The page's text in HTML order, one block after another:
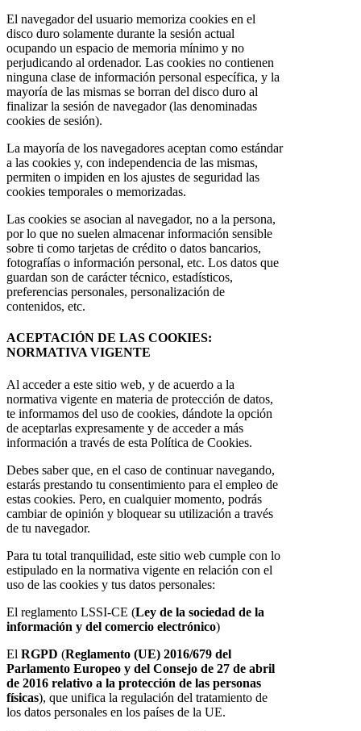
El navegador del usuario memoriza cookies en el
disco duro solamente durante la sesión actual
ocupando un espacio de memoria mínimo y no
perjudicando al ordenador. Las cookies no contienen
ninguna clase de información personal específica, y la
mayoría de las mismas se borran del disco duro al
finalizar la sesión de navegador (las denominadas
cookies de sesión).
La mayoría de los navegadores aceptan como estándar
a las cookies y, con independencia de las mismas,
permiten o impiden en los ajustes de seguridad las
cookies temporales o memorizadas.
Las cookies se asocian al navegador, no a la persona,
por lo que no suelen almacenar información sensible
sobre ti como tarjetas de crédito o datos bancarios,
fotografías o información personal, etc. Los datos que
guardan son de carácter técnico, estadísticos,
preferencias personales, personalización de
contenidos, etc.
ACEPTACIÓN DE LAS COOKIES:
NORMATIVA VIGENTE
Al acceder a este sitio web, y de acuerdo a la
normativa vigente en materia de protección de datos,
te informamos del uso de cookies, dándote la opción
de aceptarlas expresamente y de acceder a más
información a través de esta Política de Cookies.
Debes saber que, en el caso de continuar navegando,
estarás prestando tu consentimiento para el empleo de
estas cookies. Pero, en cualquier momento, podrás
cambiar de opinión y bloquear su utilización a través
de tu navegador.
Para tu total tranquilidad, este sitio web cumple con lo
estipulado en la normativa vigente en relación con el
uso de las cookies y tus datos personales:
El reglamento LSSI-CE (Ley de la sociedad de la
información y del comercio electrónico)
El RGPD (Reglamento (UE) 2016/679 del
Parlamento Europeo y del Consejo de 27 de abril
de 2016 relativo a la protección de las personas
físicas), que unifica la regulación del tratamiento de
los datos personales en los países de la UE.